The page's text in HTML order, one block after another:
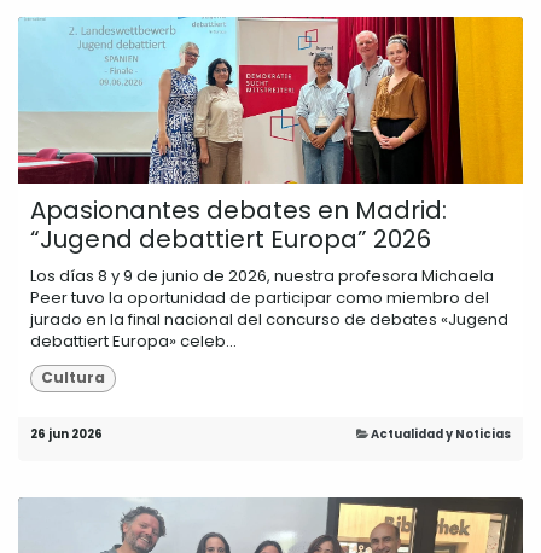
Apasionantes debates en Madrid:
“Jugend debattiert Europa” 2026
Los días 8 y 9 de junio de 2026, nuestra profesora Michaela
Peer tuvo la oportunidad de participar como miembro del
jurado en la final nacional del concurso de debates «Jugend
debattiert Europa» celeb...
Cultura
26 jun 2026 Actualidad y Noticias